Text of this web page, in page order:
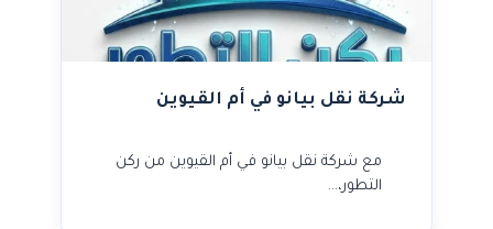
شركة نقل بيانو في أم القيوين
مع شركة نقل بيانو في أم القيوين من ركن
التطور،…